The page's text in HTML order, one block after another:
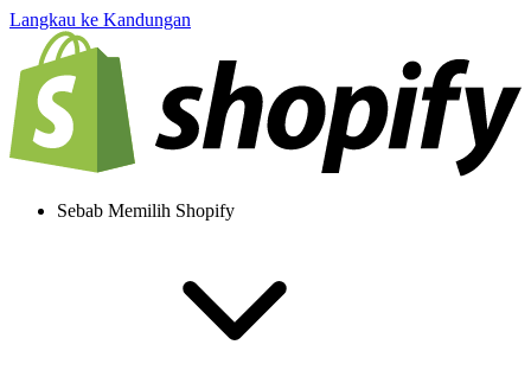
Langkau ke Kandungan
Sebab Memilih Shopify